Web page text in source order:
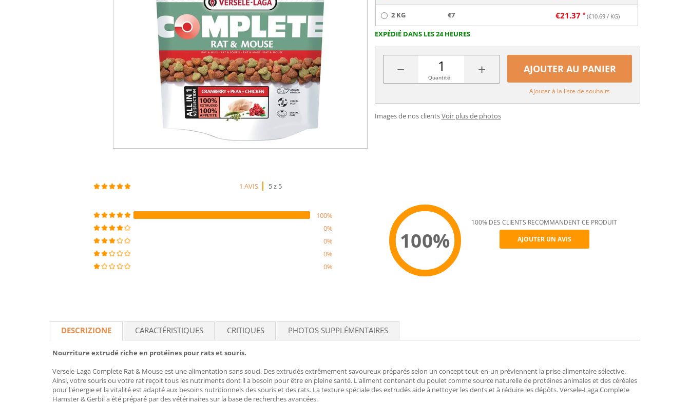
2 KG €7 €21.37 (€10.69/ KG)
EXPÉDIÉ DANS LES 24 HEURES
− +
Quantité:
AJOUTER AU PANIER
Ajouter à la liste de souhaits
Images de nos clientsVoir plus de photos
1 AVIS 5 z 5
100%
0%
0%
0%
0%
100%
Recommend
100% DES CLIENTS RECOMMANDENT CE PRODUIT
AJOUTER UN AVIS
DESCRIZIONE CARACTÉRISTIQUES CRITIQUES PHOTOS SUPPLÉMENTAIRES
Nourriture extrudé riche en protéines pour rats et souris.
Versele-Laga Complete Rat & Mouse est une alimentation sans souci. Des extrudés extrêmement savoureux préparés selon un concept tout-en-un préviennent la prise alimentaire sélective.
Ainsi, votre souris ou votre rat reçoit tous les nutriments dont il a besoin pour être en pleine santé. L'aliment contenant du poulet comme source naturelle de protéines animales et des céréales
pour l'énergie et la vitalité est adapté aux besoins nutritionnels des souris et des rats. La texture spéciale des extrudés aide à nettoyer les dents et à réduire les dépôts. Versele-Laga Complete
Hamster & Gerbil a été préparé par des vétérinaires sur la base de recherches avancées.